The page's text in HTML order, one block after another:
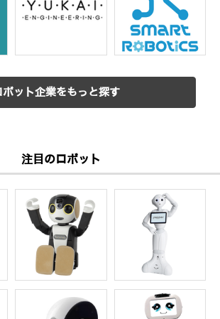
ボット企業をもっと探す
注目のロボット